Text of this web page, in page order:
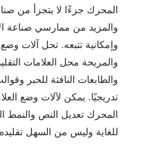
المحرك جزءًا لا يتجزأ من
والمزيد من ممارسي صناعة
وإمكانية تتبعه. تحل آلات وضع
والمريحة محل العلامات
والطابعات النافثة للحبر
تدريجيًا. يمكن لآلات وضع
المحرك تعديل النص والنمط
للغاية وليس من السهل